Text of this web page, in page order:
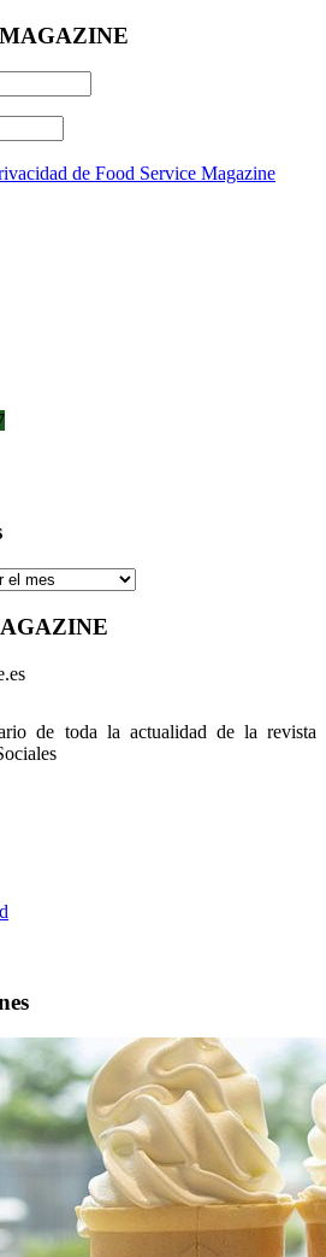
de Food Service Magazine
de toda la actualidad de la revista